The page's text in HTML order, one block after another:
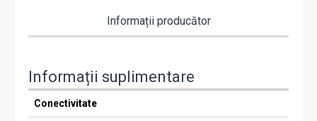
Informații producător
Informații suplimentare
Conectivitate